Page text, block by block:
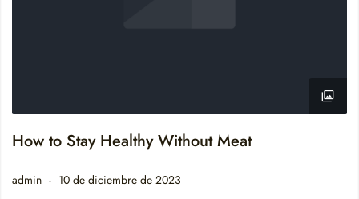
How to Stay Healthy Without Meat
admin 10 de diciembre de 2023